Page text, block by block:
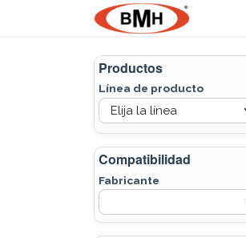
Ir al contenido
Productos
Línea de producto
Compatibilidad
Fabricante